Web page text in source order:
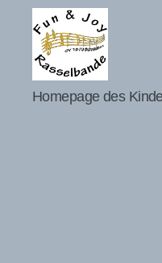
Kinderchor
Homepage
Homepage des